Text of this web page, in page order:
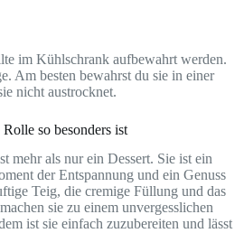
im Kühlschrank aufbewahrt werden.
Am besten bewahrst du sie in einer
nicht austrocknet.
so besonders ist
mehr als nur ein Dessert. Sie ist ein
der Entspannung und ein Genuss
Teig, die cremige Füllung und das
sie zu einem unvergesslichen
ist sie einfach zuzubereiten und lässt